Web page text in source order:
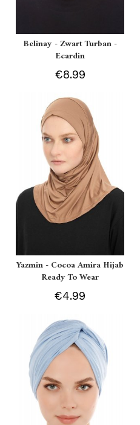
Belinay - Zwart Turban -
Ecardin
€8.99
Yazmin - Cocoa Amira Hijab
Ready To Wear
€4.99